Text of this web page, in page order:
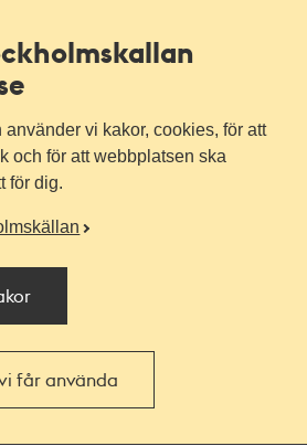
vi kakor, cookies, för att
och för att webbplatsen ska
för dig.
får använda